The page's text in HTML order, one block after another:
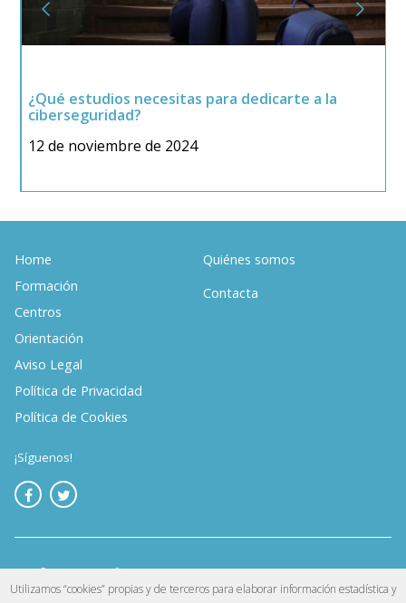
¿Qué estudios necesitas para dedicarte a la
ciberseguridad?
12 de noviembre de 2024
Home
Formación
Centros
Orientación
Aviso Legal
Política de Privacidad
Política de Cookies
Quiénes somos
Contacta
¡Síguenos!
Utilizamos “cookies” propias y de terceros para elaborar información estadística y